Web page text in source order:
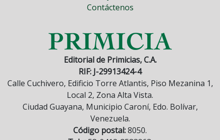
Contáctenos
Editorial de Primicias, C.A.
RIF: J-29913424-4
Calle Cuchivero, Edificio Torre Atlantis, Piso Mezanina 1,
Local 2, Zona Alta Vista.
Ciudad Guayana, Municipio Caroní, Edo. Bolívar,
Venezuela.
Código postal:8050.